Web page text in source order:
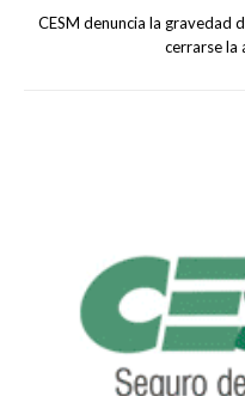
CESM denuncia la gravedad
cerrarse la